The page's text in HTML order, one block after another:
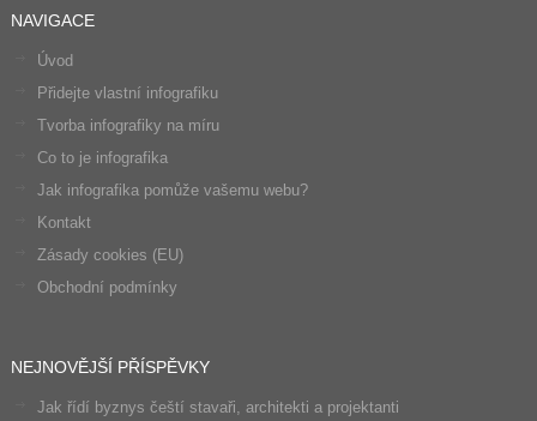
NAVIGACE
Úvod
Přidejte vlastní infografiku
Tvorba infografiky na míru
Co to je infografika
Jak infografika pomůže vašemu webu?
Kontakt
Zásady cookies (EU)
Obchodní podmínky
NEJNOVĚJŠÍ PŘÍSPĚVKY
Jak řídí byznys čeští stavaři, architekti a projektanti